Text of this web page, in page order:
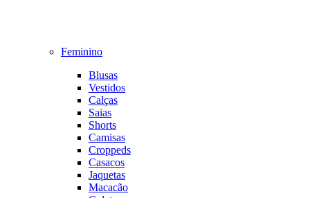
Feminino
Blusas
Vestidos
Calças
Saias
Shorts
Camisas
Croppeds
Casacos
Jaquetas
Macacão